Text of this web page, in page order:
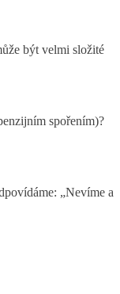
být velmi složité
spořením)?
„Nevíme a